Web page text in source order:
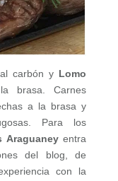
carbón y Lomo
brasa. Carnes
a la brasa y
Para los
Araguaneyentra
del blog, de
con la